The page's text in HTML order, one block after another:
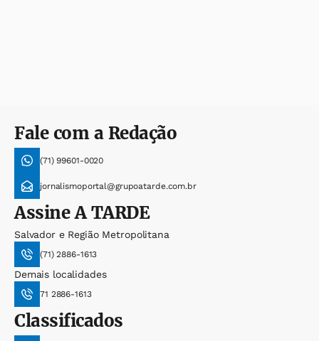
Fale com a Redação
(71) 99601-0020
jornalismoportal@grupoatarde.com.br
AssineA TARDE
Salvador e Região Metropolitana
(71) 2886-1613
Demais localidades
71 2886-1613
Classificados